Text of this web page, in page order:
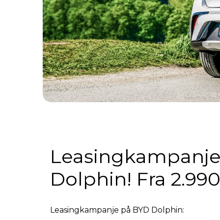
Dolphin! Fra
Leasingkampanje på BYD Dolphin: